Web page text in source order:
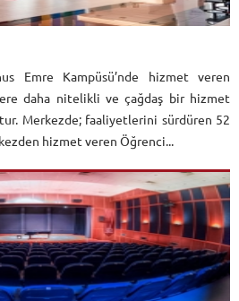
Emre Kampüsü’nde hizmet veren
daha nitelikli ve çağdaş bir hizmet
Merkezde; faaliyetlerini sürdüren 52
hizmet veren Öğrenci...